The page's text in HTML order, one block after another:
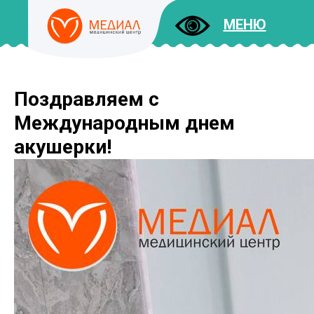
МЕНЮ
Поздравляем с
Международным днем
акушерки!